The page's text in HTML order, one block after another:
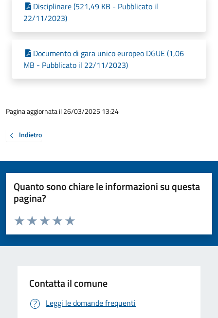
Disciplinare (521,49 KB - Pubblicato il
22/11/2023)
Documento di gara unico europeo DGUE (1,06
MB - Pubblicato il 22/11/2023)
Pagina aggiornata il 26/03/2025 13:24
Indietro
Quanto sono chiare le informazioni su questa
pagina?
Valuta da 1 a 5 stelle la pagina
Valuta 5 stelle su 5
Valuta 4 stelle su 5
Valuta 3 stelle su 5
Valuta 2 stelle su 5
Valuta 1 stelle su 5
Contatta il comune
Leggi le domande frequenti